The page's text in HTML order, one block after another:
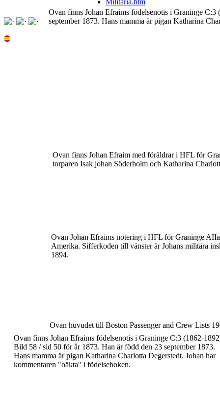
Ovan finns Johan Efraims födelsenotis i Graninge C:3
september 1873. Hans mamma är pigan Katharina
Ovan finns Johan Efraim med föräldrar i HFL för
torparen Isak johan Söderholm och Katharina
Ovan Johan Efraims notering i HFL för Graninge
Amerika. Sifferkoden till vänster är Johans militära
1894.
Ovan huvudet till Boston Passenger and Crew Lists
Ovan finns Johan Efraims födelsenotis i Graninge C:3 (1862-
Bild 58 / sid 50 för år 1873. Han ärfödd den 23 september 1873.
Hans mamma ärpigan Katharina Charlotta Degerstedt. Johan har
kommentaren "oäkta" i födelseboken.
Militaria.htm